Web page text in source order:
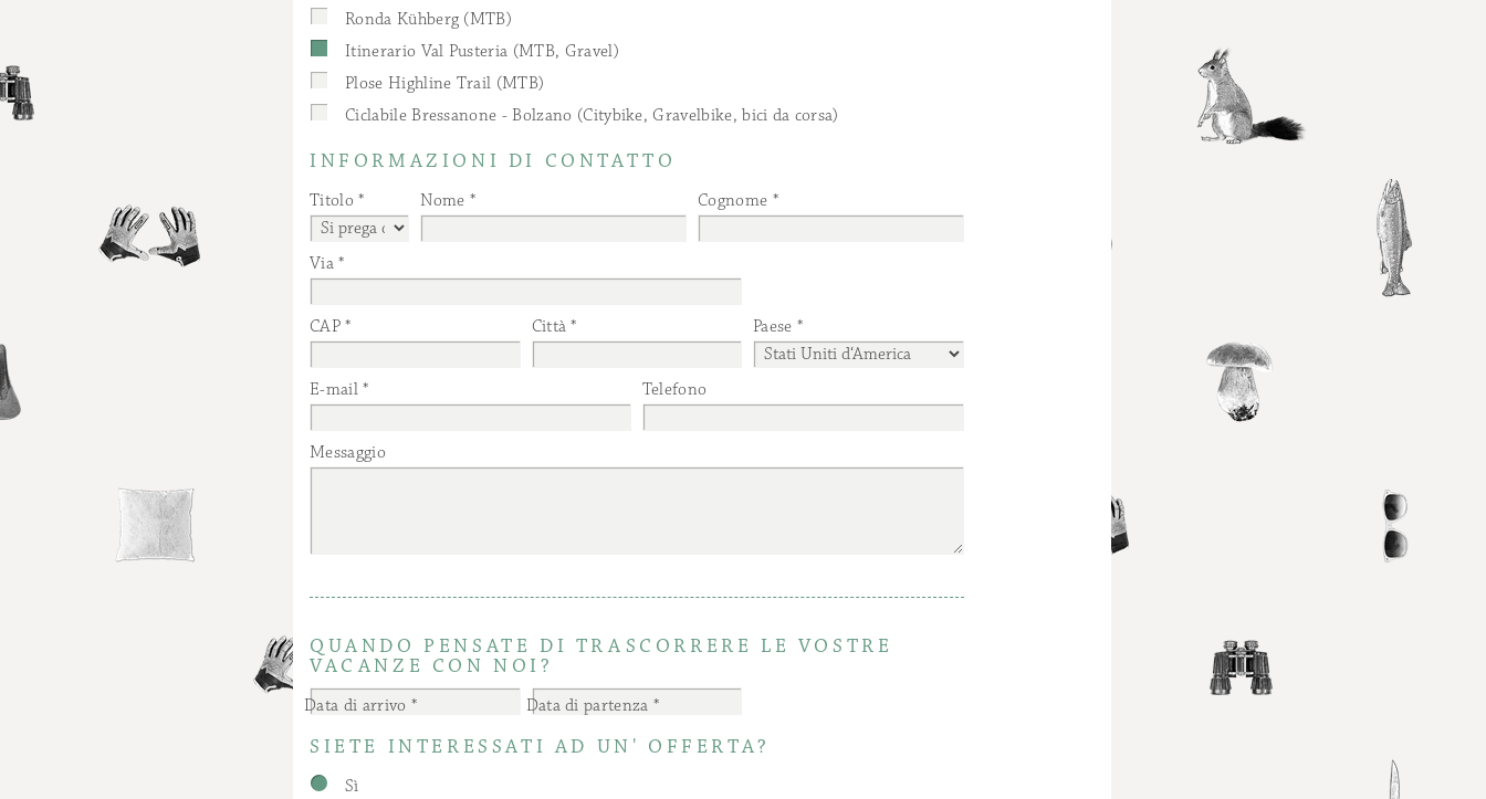
Ronda Kühberg (MTB)
Itinerario Val Pusteria (MTB, Gravel)
Plose Highline Trail (MTB)
Ciclabile Bressanone - Bolzano (Citybike, Gravelbike, bici da corsa)
INFORMAZIONI DI CONTATTO
Titolo Nome Cognome
Via
CAP Città Paese
E-mail Telefono
Messaggio
QUANDO PENSATE DI TRASCORRERE LE VOSTRE
VACANZE CON NOI?
Data di arrivo Data di partenza
SIETE INTERESSATI AD UN' OFFERTA?
Sì